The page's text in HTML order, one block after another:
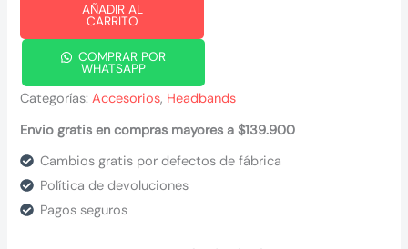
cantidadAÑADIR AL
CARRITO
COMPRAR POR
WHATSAPP
Categorías:Accesorios, Headbands
Envio gratis en compras mayores a $139.900
Cambios gratis por defectos de fábrica
Política de devoluciones
Pagos seguros